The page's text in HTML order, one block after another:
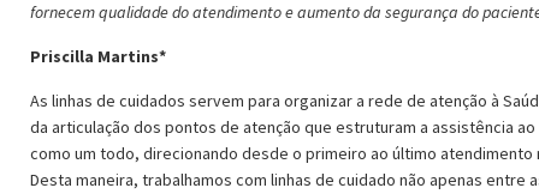
fornecem qualidade do atendimento e aumento da segurança do
Priscilla Martins*
As linhas de cuidados servem para organizar a rede de atenção à
da articulação dos pontos de atenção que estruturam a assistência
como um todo, direcionando desde o primeiro ao último atendimento
Desta maneira, trabalhamos com linhas de cuidado não apenas entre